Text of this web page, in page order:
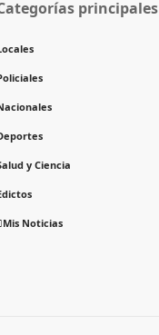
principales
y Ciencia
Mis Noticias